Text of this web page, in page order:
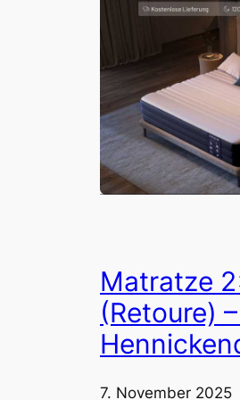
Matratze
(Retoure)
7. November 2025